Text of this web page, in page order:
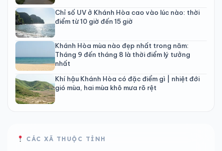
Chỉ số UV ở Khánh Hòa cao vào lúc nào: thời
điểm từ 10 giờ đến 15 giờ
Khánh Hòa mùa nào đẹp nhất trong năm:
Tháng 9 đến tháng 8 là thời điểm lý tưởng
nhất
Khí hậu Khánh Hòa có đặc điểm gì | nhiệt đới
gió mùa, hai mùa khô mưa rõ rệt
CÁC XÃ THUỘC TỈNH